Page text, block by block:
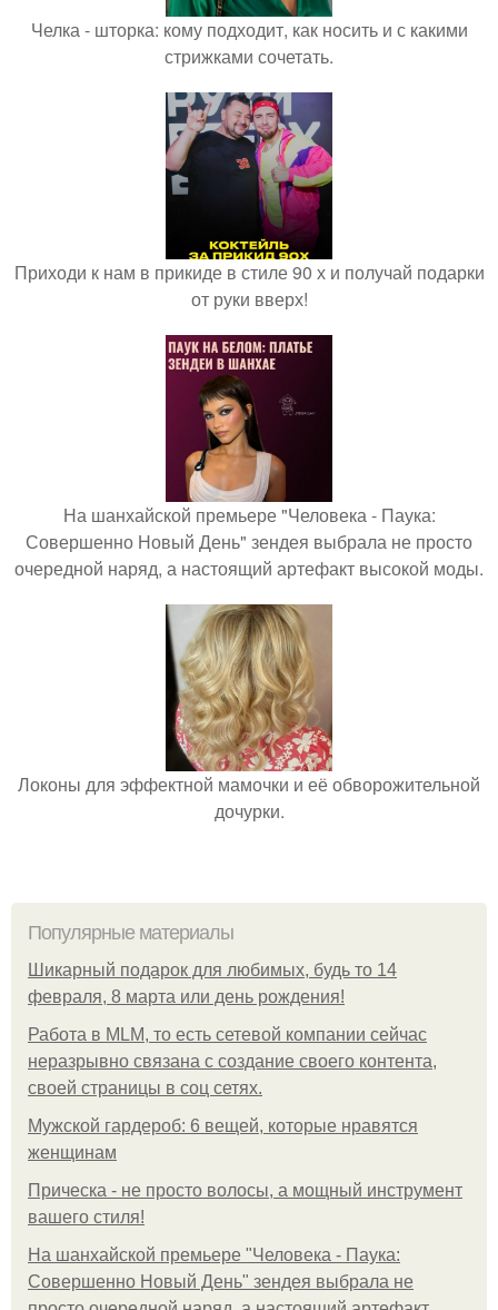
Челка - шторка: кому подходит, как носить и с какими
стрижками сочетать.
Приходи к нам в прикиде в стиле 90 х и получай подарки
от руки вверх!
На шанхайской премьере "Человека - Паука:
Совершенно Новый День" зендея выбрала не просто
очередной наряд, а настоящий артефакт высокой моды.
Локоны для эффектной мамочки и её обворожительной
дочурки.
Популярные материалы
Шикарный подарок для любимых, будь то 14
февраля, 8 марта или день рождения!
Работа в MLM, то есть сетевой компании сейчас
неразрывно связана с создание своего контента,
своей страницы в соц сетях.
Мужской гардероб: 6 вещей, которые нравятся
женщинам
Прическа - не просто волосы, а мощный инструмент
вашего стиля!
На шанхайской премьере "Человека - Паука:
Совершенно Новый День" зендея выбрала не